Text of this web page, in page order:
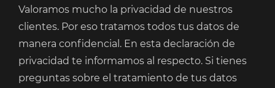
Valoramos mucho la privacidad de nuestros
clientes. Por eso tratamos todos tus datos de
manera confidencial. En esta declaración de
privacidad te informamos al respecto. Si tienes
preguntas sobre el tratamiento de tus datos